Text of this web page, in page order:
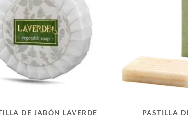
DE JABÓN LAVERDE
PASTILLA